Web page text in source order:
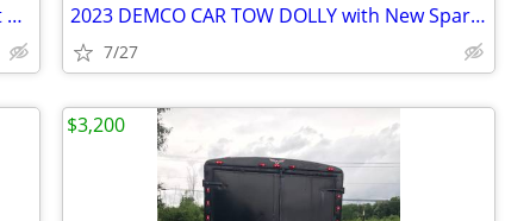
Boat trailer bill of sale only for 19 to 21 foot boat. 2023 DEMCO CAR TOW DOLLY with New Spare Tire
7/27
$3,200